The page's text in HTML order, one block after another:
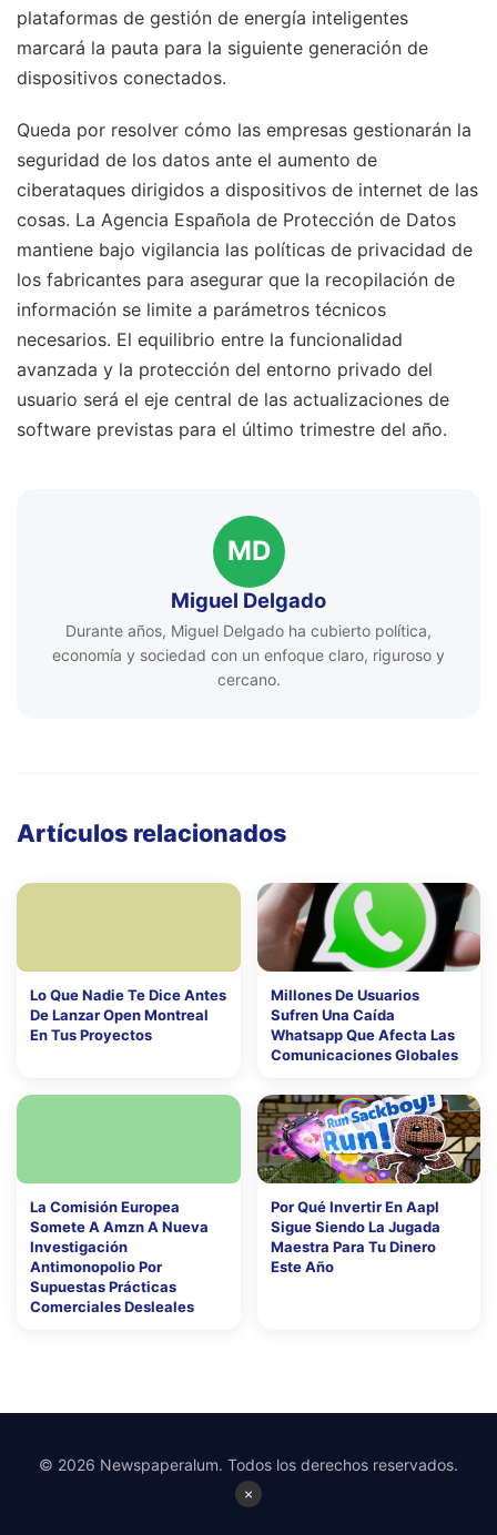
plataformas de gestión de energía inteligentes
marcará la pauta para la siguiente generación de
dispositivos conectados.
Queda por resolver cómo las empresas gestionarán la
seguridad de los datos ante el aumento de
ciberataques dirigidos a dispositivos de internet de las
cosas. La Agencia Española de Protección de Datos
mantiene bajo vigilancia las políticas de privacidad de
los fabricantes para asegurar que la recopilación de
información se limite a parámetros técnicos
necesarios. El equilibrio entre la funcionalidad
avanzada y la protección del entorno privado del
usuario será el eje central de las actualizaciones de
software previstas para el último trimestre del año.
MD
Miguel Delgado
Durante años, Miguel Delgado ha cubierto política,
economía y sociedad con un enfoque claro, riguroso y
cercano.
Artículos relacionados
Lo Que Nadie Te Dice Antes
De Lanzar Open Montreal
En Tus Proyectos
Millones De Usuarios
Sufren Una Caída
Whatsapp Que Afecta Las
Comunicaciones Globales
La Comisión Europea
Somete A Amzn A Nueva
Investigación
Antimonopolio Por
Supuestas Prácticas
Comerciales Desleales
Por Qué Invertir En Aapl
Sigue Siendo La Jugada
Maestra Para Tu Dinero
Este Año
×
© 2026 Newspaperalum. Todos los derechos reservados.